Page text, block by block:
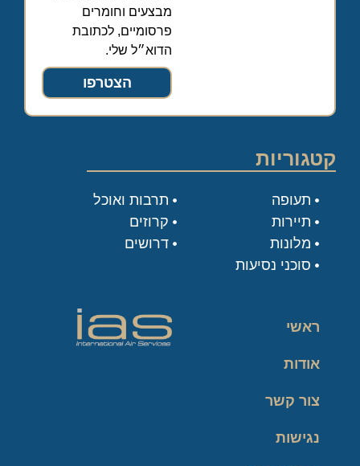
מבצעים וחומרים
פרסומיים, לכתובת
הדוא״ל שלי.
הצטרפו
קטגוריות
תעופה
תיירות
מלונות
סוכני נסיעות
תרבות ואוכל
קרוזים
דרושים
ראשי
אודות
צור קשר
נגישות